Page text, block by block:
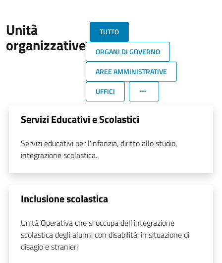
Unità
organizzative
TUTTO
ORGANI DI GOVERNO
AREE AMMINISTRATIVE
UFFICI
Servizi Educativi e Scolastici
Servizi educativi per l'infanzia, diritto allo studio,
integrazione scolastica.
Inclusione scolastica
Unità Operativa che si occupa dell'integrazione
scolastica degli alunni con disabilità, in situazione di
disagio e stranieri